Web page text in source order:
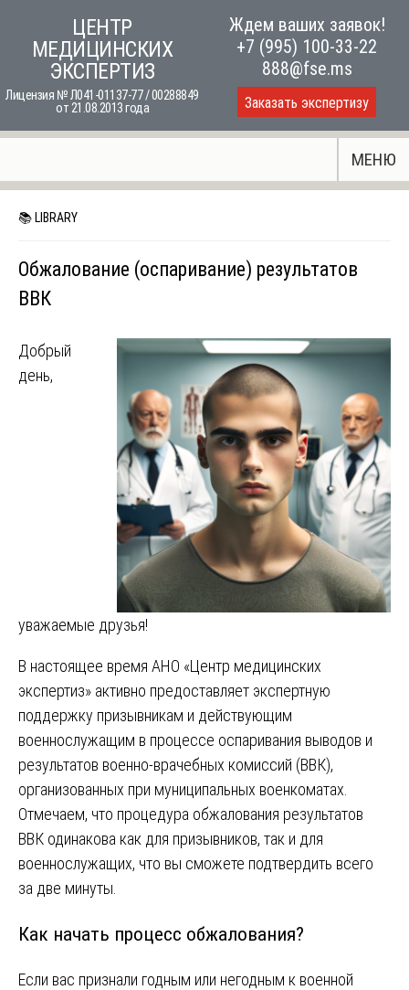
content
ЦЕНТР
МЕДИЦИНСКИХ
ЭКСПЕРТИЗ
Лицензия № Л041-01137-77 / 00288849
от 21.08.2013 года
Ждем ваших заявок!
+7 (995) 100-33-22
888@fse.ms
Заказать экспертизу
МЕНЮ
📚 LIBRARY
Обжалование (оспаривание) результатов
ВВК
Добрый
день,
уважаемые друзья!
В настоящее время АНО «Центр медицинских
экспертиз» активно предоставляет экспертную
поддержку призывникам и действующим
военнослужащим в процессе оспаривания выводов и
результатов военно-врачебных комиссий (ВВК),
организованных при муниципальных военкоматах.
Отмечаем, что процедура обжалования результатов
ВВК одинакова как для призывников, так и для
военнослужащих, что вы сможете подтвердить всего
за две минуты.
Как начать процесс обжалования?
Если вас признали годным или негодным к военной